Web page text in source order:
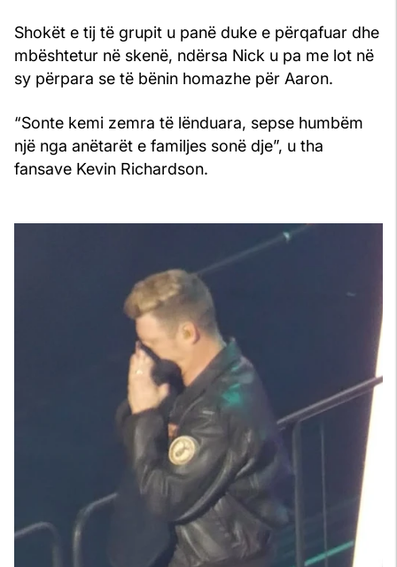
Shokët e tij të grupit u panë duke e përqafuar dhe
mbështetur në skenë, ndërsa Nick u pa me lot në
sy përpara se të bënin homazhe për Aaron.
“Sonte kemi zemra të lënduara, sepse humbëm
një nga anëtarët e familjes sonë dje”, u tha
fansave Kevin Richardson.